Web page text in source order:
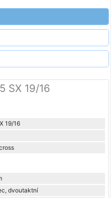
SX 19/16
19/16
dvoutaktní